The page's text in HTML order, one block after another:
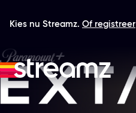
Kies nu Streamz. Of registreer
Extant